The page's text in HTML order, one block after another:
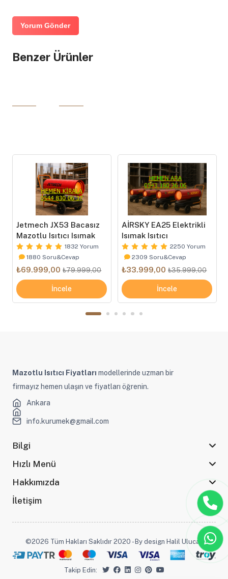
Yorum Gönder
Benzer Ürünler
Jetmech JX53 Bacasız
Mazotlu Isıtıcı Isımak
1832 Yorum
1880 Soru&Cevap
₺69.999,00 ₺79.999,00
İncele
AİRSKY EA25 Elektrikli
Isımak Isıtıcı
2250 Yorum
2309 Soru&Cevap
₺33.999,00 ₺35.999,00
İncele
Mazotlu Isıtıcı Fiyatları modellerinde uzman bir
firmayız hemen ulaşın ve fiyatları öğrenin.
Ankara
info.kurumek@gmail.com
Bilgi
Hızlı Menü
Hakkımızda
İletişim
©2026 Tüm Hakları Saklıdır 2020 - By design Halil Ulucak
Takip Edin: